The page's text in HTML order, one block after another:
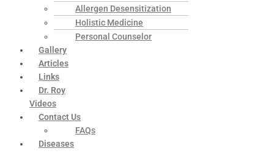
Allergen Desensitization
Holistic Medicine
Personal Counselor
Gallery
Articles
Links
Dr. Roy
Videos
Contact Us
FAQs
Diseases